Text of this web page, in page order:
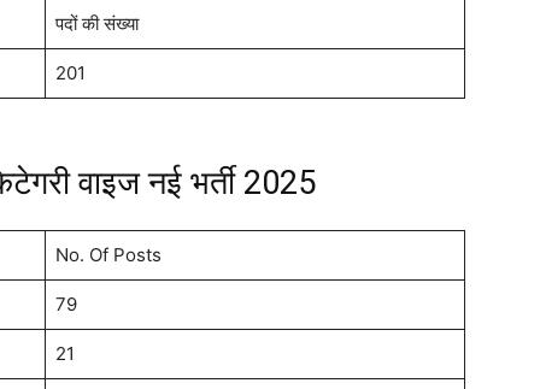
पदों की संख्या
201
वाइज नई भर्ती 2025
No. Of Posts
79
21